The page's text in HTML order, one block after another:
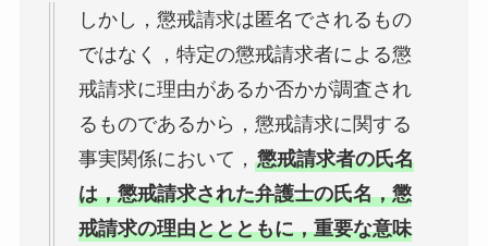
しかし，懲戒請求は匿名でされるもの
ではなく，特定の懲戒請求者による懲
戒請求に理由があるか否かが調査され
るものであるから，懲戒請求に関する
事実関係において， 懲戒請求者の氏名
は，懲戒請求された弁護士の氏名，懲
戒請求の理由ととともに，重要な意味